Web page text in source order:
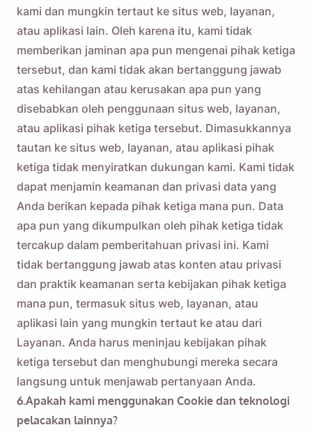
kami dan mungkin tertaut ke situs web, layanan,
atau aplikasi lain. Oleh karena itu, kami tidak
memberikan jaminan apa pun mengenai pihak ketiga
tersebut, dan kami tidak akan bertanggung jawab
atas kehilangan atau kerusakan apa pun yang
disebabkan oleh penggunaan situs web, layanan,
atau aplikasi pihak ketiga tersebut. Dimasukkannya
tautan ke situs web, layanan, atau aplikasi pihak
ketiga tidak menyiratkan dukungan kami. Kami tidak
dapat menjamin keamanan dan privasi data yang
Anda berikan kepada pihak ketiga mana pun. Data
apa pun yang dikumpulkan oleh pihak ketiga tidak
tercakup dalam pemberitahuan privasi ini. Kami
tidak bertanggung jawab atas konten atau privasi
dan praktik keamanan serta kebijakan pihak ketiga
mana pun, termasuk situs web, layanan, atau
aplikasi lain yang mungkin tertaut ke atau dari
Layanan. Anda harus meninjau kebijakan pihak
ketiga tersebut dan menghubungi mereka secara
langsung untuk menjawab pertanyaan Anda.
6.Apakah kami menggunakan Cookie dan teknologi
pelacakan lainnya?